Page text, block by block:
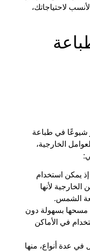
لاحتياجاتك،
شيوعًا في طباعة
الخارجية،
إذ يمكن استخدام
الخارجية لأنها
الشمس.
بسهولة دون
في الأماكن
في عدة أنواع، منها